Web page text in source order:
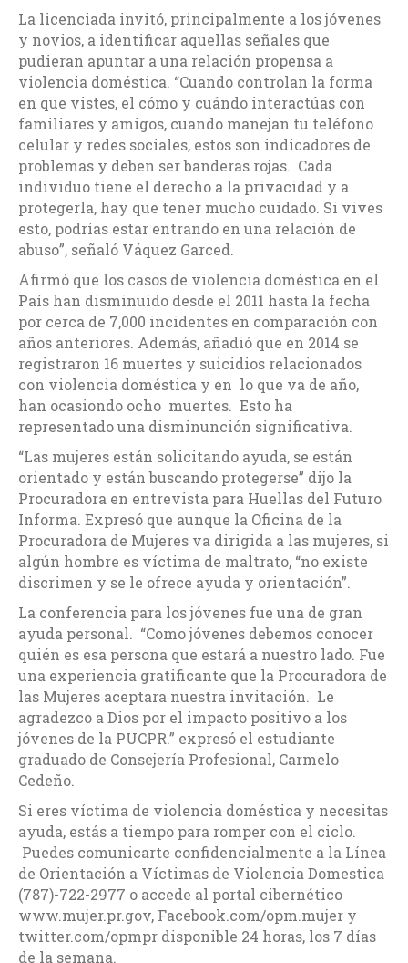
La licenciada invitó, principalmente a los jóvenes
y novios, a identificar aquellas señales que
pudieran apuntar a una relación propensa a
violencia doméstica. “Cuando controlan la forma
en que vistes, el cómo y cuándo interactúas con
familiares y amigos, cuando manejan tu teléfono
celular y redes sociales, estos son indicadores de
problemas y deben ser banderas rojas. Cada
individuo tiene el derecho a la privacidad y a
protegerla, hay que tener mucho cuidado. Si vives
esto, podrías estar entrando en una relación de
abuso”, señaló Váquez Garced.
Afirmó que los casos de violencia doméstica en el
País han disminuido desde el 2011 hasta la fecha
por cerca de 7,000 incidentes en comparación con
años anteriores. Además, añadió que en 2014 se
registraron 16 muertes y suicidios relacionados
con violencia doméstica y en lo que va de año,
han ocasiondo ocho muertes. Esto ha
representado una disminunción significativa.
“Las mujeres están solicitando ayuda, se están
orientado y están buscando protegerse” dijo la
Procuradora en entrevista para Huellas del Futuro
Informa. Expresó que aunque la Oficina de la
Procuradora de Mujeres va dirigida a las mujeres, si
algún hombre es víctima de maltrato, “no existe
discrimen y se le ofrece ayuda y orientación”.
La conferencia para los jóvenes fue una de gran
ayuda personal. “Como jóvenes debemos conocer
quién es esa persona que estará a nuestro lado. Fue
una experiencia gratificante que la Procuradora de
las Mujeres aceptara nuestra invitación. Le
agradezco a Dios por el impacto positivo a los
jóvenes de la PUCPR.” expresó el estudiante
graduado de Consejería Profesional, Carmelo
Cedeño.
Si eres víctima de violencia doméstica y necesitas
ayuda, estás a tiempo para romper con el ciclo.
Puedes comunicarte confidencialmente a la Línea
de Orientación a Víctimas de Violencia Domestica
(787)-722-2977 o accede al portal cibernético
www.mujer.pr.gov, Facebook.com/opm.mujer y
twitter.com/opmpr disponible 24 horas, los 7 días
de la semana.